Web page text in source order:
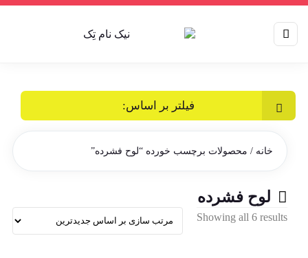
فیلتر بر اساس:
خانه / محصولات برچسب خورده “لوح فشرده”
لوح فشرده
Showing all 6 results